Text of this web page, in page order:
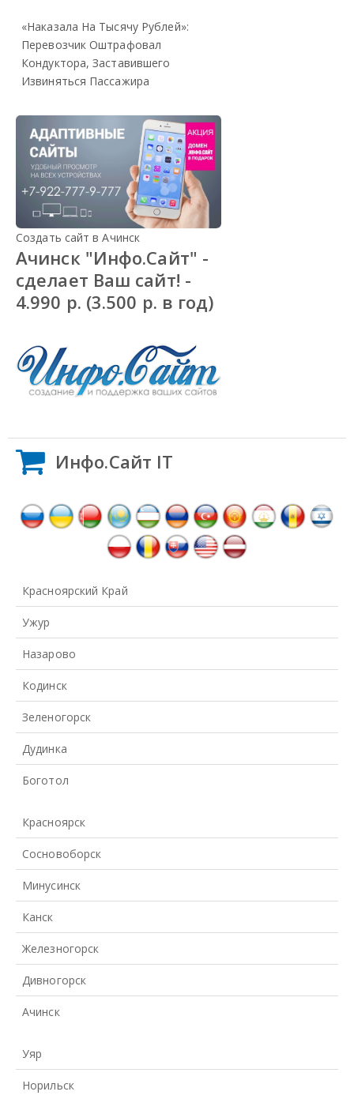
«Наказала На Тысячу Рублей»:
Перевозчик Оштрафовал
Кондуктора, Заставившего
Извиняться Пассажира
Создать сайт в Ачинск
Ачинск "Инфо.Сайт" -
сделает Ваш сайт! -
4.990 р. (3.500 р. в год)
Инфо.Сайт IT
Красноярский Край
Ужур
Назарово
Кодинск
Зеленогорск
Дудинка
Боготол
Красноярск
Сосновоборск
Минусинск
Канск
Железногорск
Дивногорск
Ачинск
Уяр
Норильск